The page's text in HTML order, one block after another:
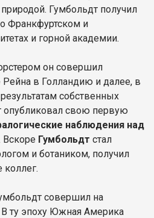
Гумбольдт получил
Франкфуртском и
и горной академии.
он совершил
в Голландию и далее, в
собственных
опубликовал свою первую
наблюдения над
Вскоре Гумбольдт стал
и ботаником, получил
коллег.
совершил на
ту эпоху Южная Америка